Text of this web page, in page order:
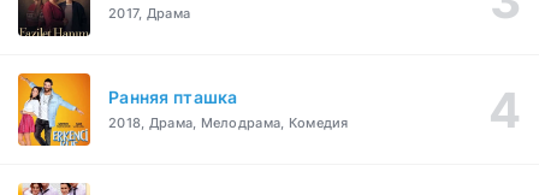
2017, Драма
Ранняя пташка
2018, Драма, Мелодрама, Комедия